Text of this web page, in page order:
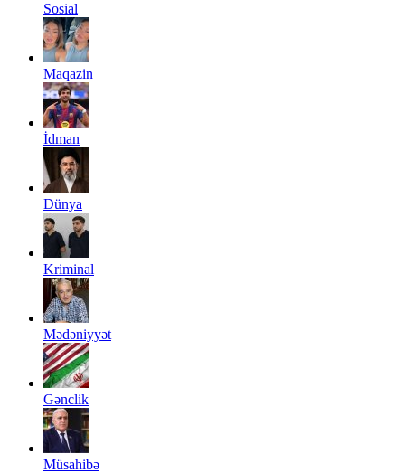
Sosial
Maqazin
İdman
Dünya
Kriminal
Mədəniyyət
Gənclik
Müsahibə